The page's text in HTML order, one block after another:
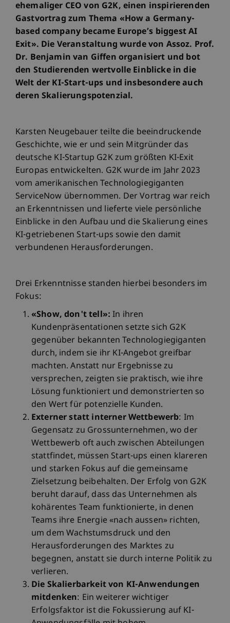
ehemaliger CEO von G2K, einen inspirierenden
Gastvortrag zum Thema «How a Germany-
based company became Europe’s biggest AI
Exit». Die Veranstaltung wurde von Assoz. Prof.
Dr. Benjamin van Giffen organisiert und bot
den Studierenden wertvolle Einblicke in die
Welt der KI-Start-ups und insbesondere auch
deren Skalierungspotenzial.
Karsten Neugebauer teilte die beeindruckende
Geschichte, wie er und sein Mitgründer das
deutsche KI-Startup G2K zum größten KI-Exit
Europas entwickelten. G2K wurde im Jahr 2023
vom amerikanischen Technologiegiganten
ServiceNow übernommen. Der Vortrag war reich
an Erkenntnissen und lieferte viele persönliche
Einblicke in den Aufbau und die Skalierung eines
KI-getriebenen Start-ups sowie den damit
verbundenen Herausforderungen.
Drei Erkenntnisse standen hierbei besonders im
Fokus:
«Show, don't tell»: In ihren
Kundenpräsentationen setzte sich G2K
gegenüber bekannten Technologiegiganten
durch, indem sie ihr KI-Angebot greifbar
machten. Anstatt nur Ergebnisse zu
versprechen, zeigten sie praktisch, wie ihre
Lösung funktioniert und demonstrierten so
den Wert für potenzielle Kunden.
Externer statt interner Wettbewerb: Im
Gegensatz zu Grossunternehmen, wo der
Wettbewerb oft auch zwischen Abteilungen
stattfindet, müssen Start-ups einen klareren
und starken Fokus auf die gemeinsame
Zielsetzung beibehalten. Der Erfolg von G2K
beruht darauf, dass das Unternehmen als
kohärentes Team funktionierte, in denen
Teams ihre Energie «nach aussen» richten,
um dem Wachstumsdruck und den
Herausforderungen des Marktes zu
begegnen, anstatt sie durch interne Politik zu
verlieren.
Die Skalierbarkeit von KI-Anwendungen
mitdenken: Ein weiterer wichtiger
Erfolgsfaktor ist die Fokussierung auf KI-